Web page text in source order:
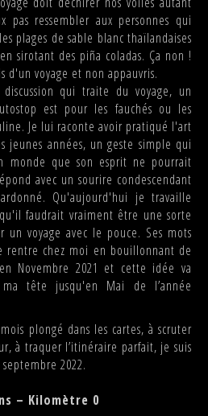
pas ressembler aux personnes qui
plages de sable blanc thaïlandaises
sirotant des piña coladas. Ça non !
d'un voyage et non appauvris.
qui traite du voyage, un
est pour les fauchés ou les
Je lui raconte avoir pratiqué l'art
jeunes années, un geste simple qui
monde que son esprit ne pourrait
avec un sourire condescendant
Qu'aujourd'hui je travaille
faudrait vraiment être une sorte
voyage avec le pouce. Ses mots
chez moi en bouillonnant de
Novembre 2021 et cette idée va
tête jusqu'en Mai de l’année
plongé dans les cartes, à scruter
à traquer l’itinéraire parfait, je suis
2022.
– Kilomètre 0